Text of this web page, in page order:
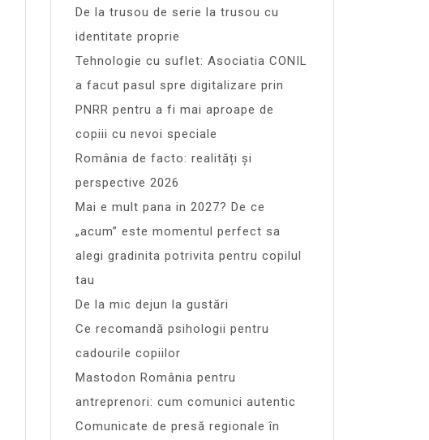
De la trusou de serie la trusou cu
identitate proprie
Tehnologie cu suflet: Asociatia CONIL
a facut pasul spre digitalizare prin
PNRR pentru a fi mai aproape de
copiii cu nevoi speciale
România de facto: realități și
perspective 2026
Mai e mult pana in 2027? De ce
„acum” este momentul perfect sa
alegi gradinita potrivita pentru copilul
tau
De la mic dejun la gustări
Ce recomandă psihologii pentru
cadourile copiilor
Mastodon România pentru
antreprenori: cum comunici autentic
Comunicate de presă regionale în